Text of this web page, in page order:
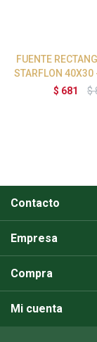
FUENTE
STARFLON
$ 681 $
Contacto
Empresa
Compra
Mi cuenta